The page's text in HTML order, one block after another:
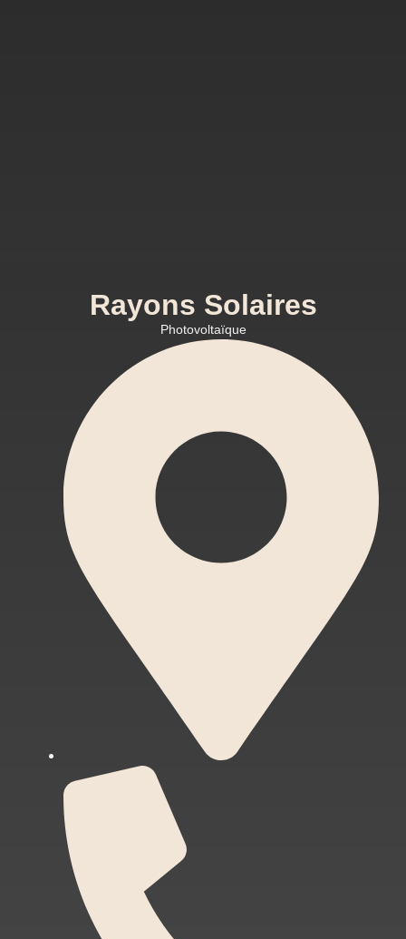
Rayons Solaires
Photovoltaïque